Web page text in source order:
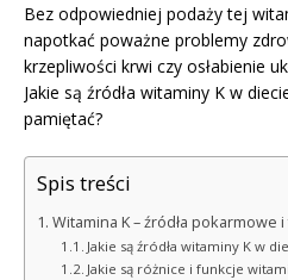
Bez odpowiedniej podaży tej
napotkać poważne problemy
krzepliwości krwi czy osłabienie
Jakie są źródła witaminy K w
pamiętać?
Spis treści
Witamina K – źródła pokarmowe
Jakie są źródła witaminy K w
Jakie są różnice i funkcje